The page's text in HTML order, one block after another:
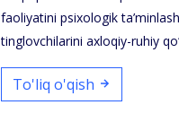
faoliyatini psixologik
tinglovchilarini axloqiy-ruhiy
To'liq o'qish